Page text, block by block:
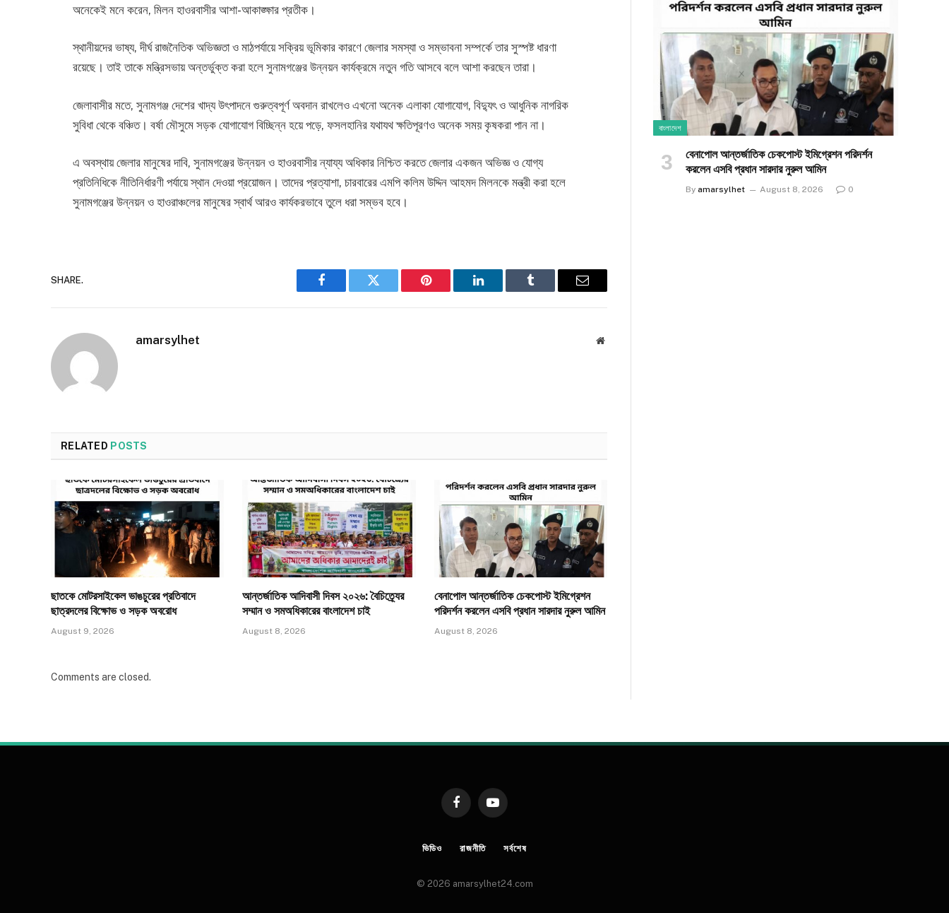
অনেকেই মনে করেন, মিলন হাওরবাসীর আশা-আকাঙ্ক্ষার প্রতীক।
স্থানীয়দের ভাষ্য, দীর্ঘ রাজনৈতিক অভিজ্ঞতা ও মাঠপর্যায়ে সক্রিয় ভূমিকার কারণে জেলার সমস্যা ও সম্ভাবনা সম্পর্কে তার সুস্পষ্ট ধারণা
রয়েছে। তাই তাকে মন্ত্রিসভায় অন্তর্ভুক্ত করা হলে সুনামগঞ্জের উন্নয়ন কার্যক্রমে নতুন গতি আসবে বলে আশা করছেন তারা।
জেলাবাসীর মতে, সুনামগঞ্জ দেশের খাদ্য উৎপাদনে গুরুত্বপূর্ণ অবদান রাখলেও এখনো অনেক এলাকা যোগাযোগ, বিদ্যুৎ ও আধুনিক নাগরিক
সুবিধা থেকে বঞ্চিত। বর্ষা মৌসুমে সড়ক যোগাযোগ বিচ্ছিন্ন হয়ে পড়ে, ফসলহানির যথাযথ ক্ষতিপূরণও অনেক সময় কৃষকরা পান না।
এ অবস্থায় জেলার মানুষের দাবি, সুনামগঞ্জের উন্নয়ন ও হাওরবাসীর ন্যায্য অধিকার নিশ্চিত করতে জেলার একজন অভিজ্ঞ ও যোগ্য
প্রতিনিধিকে নীতিনির্ধারণী পর্যায়ে স্থান দেওয়া প্রয়োজন। তাদের প্রত্যাশা, চারবারের এমপি কলিম উদ্দিন আহমদ মিলনকে মন্ত্রী করা হলে
সুনামগঞ্জের উন্নয়ন ও হাওরাঞ্চলের মানুষের স্বার্থ আরও কার্যকরভাবে তুলে ধরা সম্ভব হবে।
SHARE.
Facebook Twitter Pinterest LinkedIn Tumblr Email
amarsylhet Website
RELATED POSTS
ছাতকে মোটরসাইকেল ভাঙচুরের প্রতিবাদে
ছাত্রদলের বিক্ষোভ ও সড়ক অবরোধ
August 9, 2026
আন্তর্জাতিক আদিবাসী দিবস ২০২৬: বৈচিত্র্যের
সম্মান ও সমঅধিকারের বাংলাদেশ চাই
August 8, 2026
বেনাপোল আন্তর্জাতিক চেকপোস্ট ইমিগ্রেশন
পরিদর্শন করলেন এসবি প্রধান সারদার নুরুল আমিন
August 8, 2026
Comments are closed.
বাংলাদেশ
বেনাপোল আন্তর্জাতিক চেকপোস্ট ইমিগ্রেশন পরিদর্শন
করলেন এসবি প্রধান সারদার নুরুল আমিন
By amarsylhet August 8, 2026 0
FacebookYouTube
ভিডিও রাজনীতি সর্বশেষ
© 2026 amarsylhet24.com